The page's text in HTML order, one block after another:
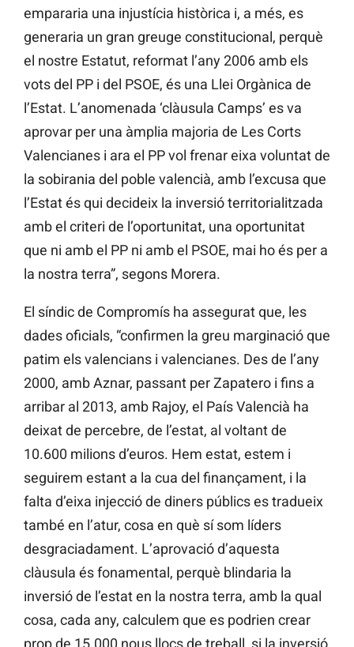
empararia una injustícia històrica i, a més, es
generaria un gran greuge constitucional, perquè
el nostre Estatut, reformat l’any 2006 amb els
vots del PP i del PSOE, és una Llei Orgànica de
l’Estat. L’anomenada ‘clàusula Camps’ es va
aprovar per una àmplia majoria de Les Corts
Valencianes i ara el PP vol frenar eixa voluntat de
la sobirania del poble valencià, amb l’excusa que
l’Estat és qui decideix la inversió territorialitzada
amb el criteri de l’oportunitat, una oportunitat
que ni amb el PP ni amb el PSOE, mai ho és per a
la nostra terra”, segons Morera.
El síndic de Compromís ha assegurat que, les
dades oficials, “confirmen la greu marginació que
patim els valencians i valencianes. Des de l’any
2000, amb Aznar, passant per Zapatero i fins a
arribar al 2013, amb Rajoy, el País Valencià ha
deixat de percebre, de l’estat, al voltant de
10.600 milions d’euros. Hem estat, estem i
seguirem estant a la cua del finançament, i la
falta d’eixa injecció de diners públics es tradueix
també en l’atur, cosa en què sí som líders
desgraciadament. L’aprovació d’aquesta
clàusula és fonamental, perquè blindaria la
inversió de l’estat en la nostra terra, amb la qual
cosa, cada any, calculem que es podrien crear
prop de 15.000 nous llocs de treball, si la inversió